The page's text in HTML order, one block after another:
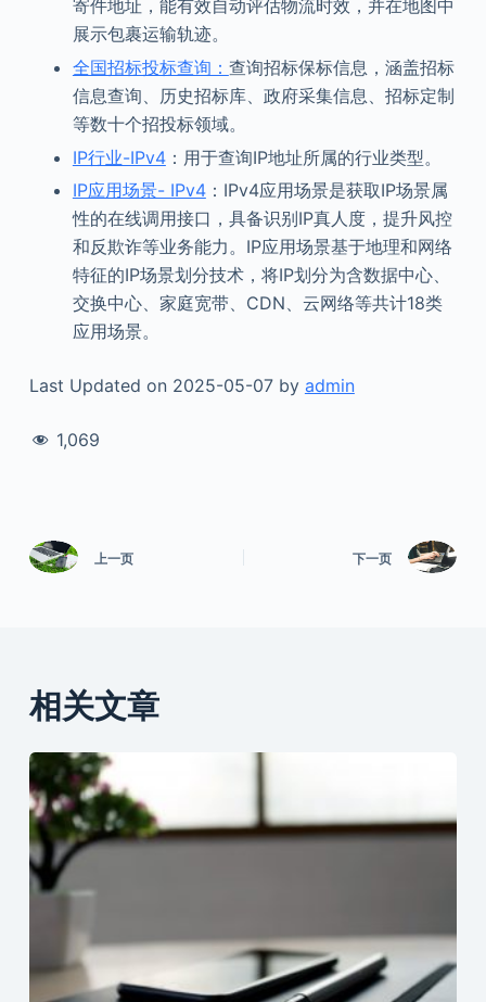
寄件地址，能有效自动评估物流时效，并在地图中
展示包裹运输轨迹。
全国招标投标查询： 查询招标保标信息，涵盖招标
信息查询、历史招标库、政府采集信息、招标定制
等数十个招投标领域。
IP行业-IPv4：用于查询IP地址所属的行业类型。
IP应用场景- IPv4：IPv4应用场景是获取IP场景属
性的在线调用接口，具备识别IP真人度，提升风控
和反欺诈等业务能力。IP应用场景基于地理和网络
特征的IP场景划分技术，将IP划分为含数据中心、
交换中心、家庭宽带、CDN、云网络等共计18类
应用场景。
Last Updated on 2025-05-07 by admin
1,069
上一页 下一页
相关文章